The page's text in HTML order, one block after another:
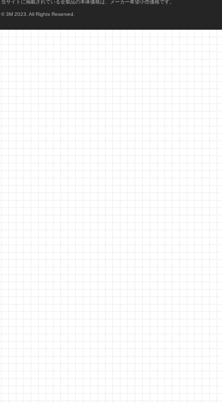
当サイトに掲載されている全製品の本体価格は、メーカー希望小売価格です。
© 3M 2023. All Rights Reserved.